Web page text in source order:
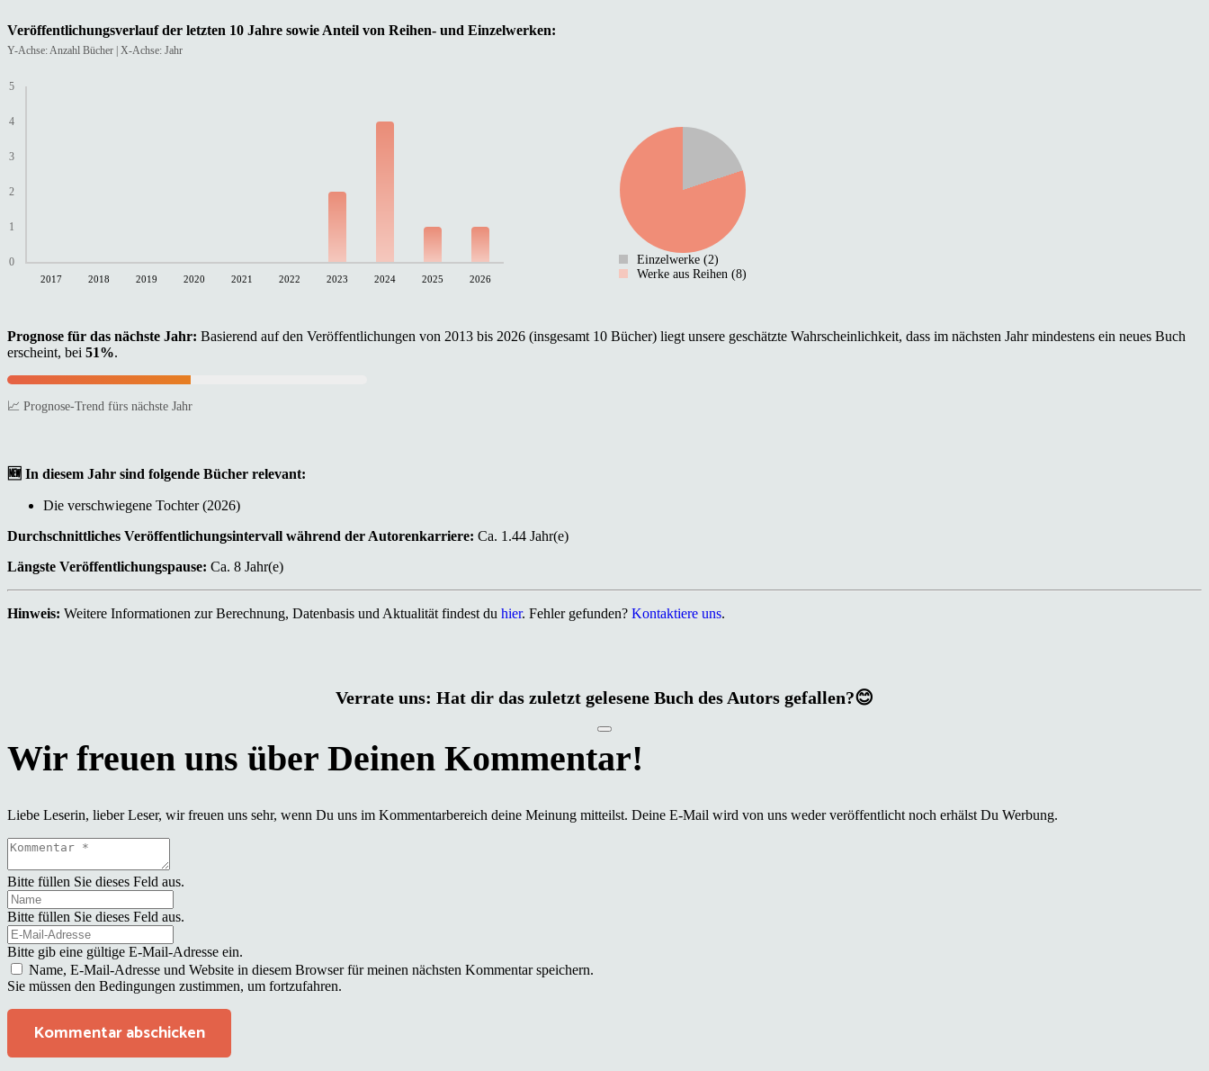
Veröffentlichungsverlauf der letzten 10 Jahre sowie Anteil von Reihen- und Einzelwerken:
Y-Achse: Anzahl Bücher | X-Achse: Jahr
0
1
2
3
4
5
2017 2018 2019 2020 2021 2022 2023 2024 2025 2026
Einzelwerke (2)
Werke aus Reihen (8)
Prognose für das nächste Jahr: Basierend auf den Veröffentlichungen von 2013 bis 2026 (insgesamt 10 Bücher) liegt unsere geschätzte Wahrscheinlichkeit, dass im nächsten Jahr mindestens ein neues Buch
erscheint, bei 51%.
📈 Prognose-Trend fürs nächste Jahr
🆕 In diesem Jahr sind folgende Bücher relevant:
Die verschwiegene Tochter (2026)
Durchschnittliches Veröffentlichungsintervall während der Autorenkarriere: Ca. 1.44 Jahr(e)
Längste Veröffentlichungspause: Ca. 8 Jahr(e)
Hinweis: Weitere Informationen zur Berechnung, Datenbasis und Aktualität findest du hier. Fehler gefunden? Kontaktiere uns.
Verrate uns: Hat dir das zuletzt gelesene Buch des Autors gefallen?😊
Liebe Leserin, lieber Leser, wir freuen uns sehr, wenn Du uns im Kommentarbereich deine Meinung mitteilst. Deine E-Mail wird von uns weder veröffentlicht noch erhälst Du Werbung.
Bitte füllen Sie dieses Feld aus.
Bitte füllen Sie dieses Feld aus.
Bitte gib eine gültige E-Mail-Adresse ein.
Name, E-Mail-Adresse und Website in diesem Browser für meinen nächsten Kommentar speichern.
Sie müssen den Bedingungen zustimmen, um fortzufahren.
Kommentar abschicken